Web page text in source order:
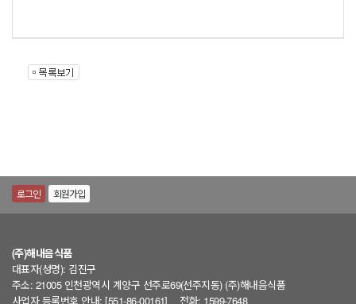
로그인 회원가입
(주)해내음식품
대표자(성명): 김진구
주소: 21005 인천광역시 계양구 선주로69(선주지동) (주)해내음식품
사업자 등록번호 안내: [551-86-00161]
전화: 1599-7648